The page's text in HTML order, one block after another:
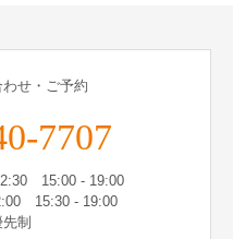
せ・ご予約
7707
15:00 - 19:00
15:30 - 19:00
制